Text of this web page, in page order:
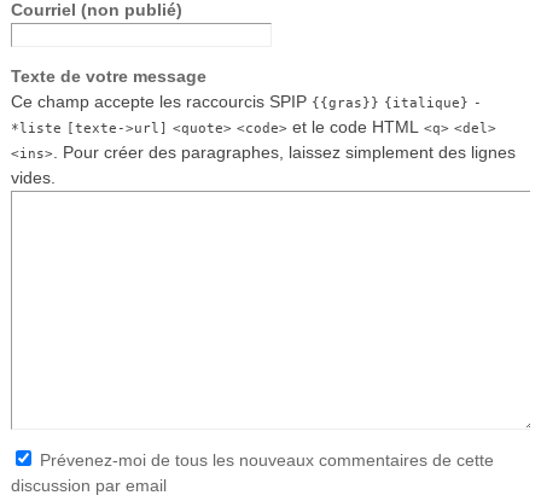
Courriel (non publié)
Texte de votre message
Ce champ accepte les raccourcis SPIP {{gras}} {italique} -
*liste [texte->url] <quote> <code>et le code HTML <q> <del>
<ins>. Pour créer des paragraphes, laissez simplement des lignes
vides.
Prévenez-moi de tous les nouveaux commentaires de cette
discussion par email